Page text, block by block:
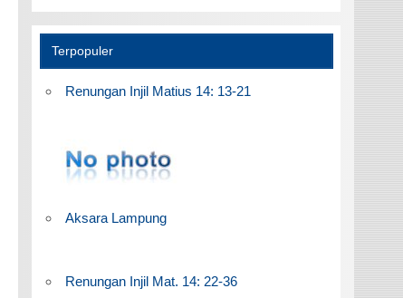
Terpopuler
Renungan Injil Matius 14: 13-21
Aksara Lampung
Renungan Injil Mat. 14: 22-36